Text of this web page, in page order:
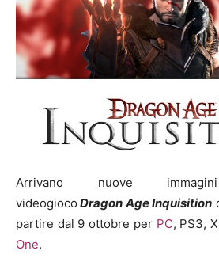
Arrivano nuove immagini
videogioco Dragon Age Inquisition
partire dal 9 ottobre per PC, PS3,
One.